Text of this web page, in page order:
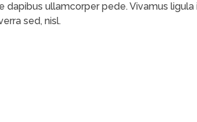
ullamcorper pede. Vivamus
sed, nisl.